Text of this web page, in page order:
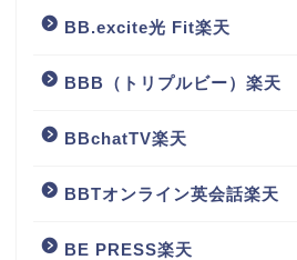
BB.excite光 Fit楽天
BBB（トリプルビー）楽天
BBchatTV楽天
BBTオンライン英会話楽天
BE PRESS楽天